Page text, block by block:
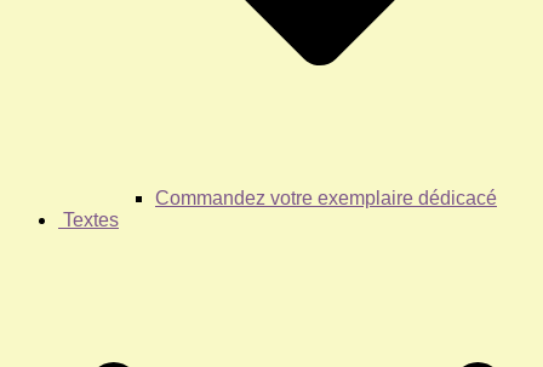
Commandez votre exemplaire dédicacé
Textes